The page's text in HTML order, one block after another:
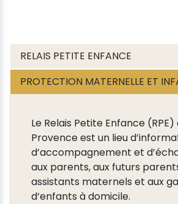
RELAIS PETITE ENFANCE
PROTECTION MATERNELLE ET
Le Relais Petite Enfance (RPE)
Provence est un lieu
d’accompagnement et
aux parents, aux futurs
assistants maternels et aux
d’enfants à domicile.